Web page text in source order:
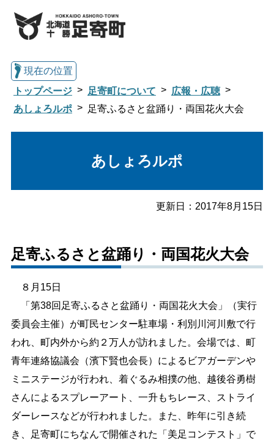
子育て・教育 健康・福祉
しごと・産業
文字サイズ
標準 拡大
色合い
白 黒 黄 青
現在の位置
トップページ
足寄町について
広報・広聴
あしょろルポ
足寄ふるさと盆踊り・両国花火大会
あしょろルポ
更新日： 2017年8月15日
足寄ふるさと盆踊り・両国花火大会
８月15日
「第38回足寄ふるさと盆踊り・両国花火大会」（実行
委員会主催）が町民センター駐車場・利別川河川敷で行
われ、町内外から約２万人が訪れました。会場では、町
青年連絡協議会（濱下賢也会長）によるビアガーデンや
ミニステージが行われ、着ぐるみ相撲の他、越後谷勇樹
さんによるスプレーアート、一升もちレース、ストライ
ダーレースなどが行われました。また、昨年に引き続
き、足寄町にちなんで開催された「美足コンテスト」で